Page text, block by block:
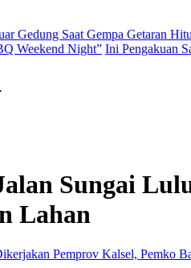
Gedung Saat Gempa Getaran
Weekend Night” Ini Pengakuan
·
Sungai
Lahan